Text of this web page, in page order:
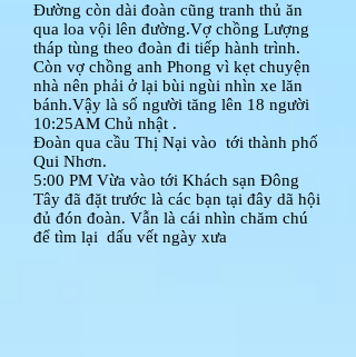
Đường còn dài đoàn cũng tranh thủ ăn
qua loa vội lên đường.Vợ chồng Lượng
tháp tùng theo đoàn đi tiếp hành trình.
Còn vợ chồng anh Phong vì kẹt chuyện
nhà nên phải ở lại bùi ngùi nhìn xe lăn
bánh.Vậy là số người tăng lên 18 người
10:25AM Chủ nhật .
Đoàn qua cầu Thị Nại vào tới thành phố
Qui Nhơn.
5:00 PM Vừa vào tới Khách sạn Đông
Tây đã đặt trước là các bạn tại đây dã hội
đủ đón đoàn. Vẫn là cái nhìn chăm chú
để tìm lại dấu vết ngày xưa